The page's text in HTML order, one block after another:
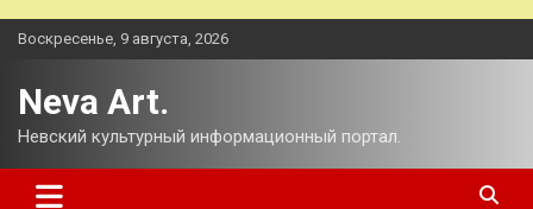
Перейти
Воскресенье, 9 августа, 2026
Neva Art.
Невский культурный информационный портал.